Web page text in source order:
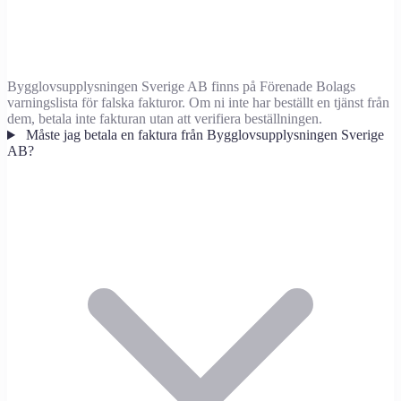
Bygglovsupplysningen Sverige AB finns på Förenade Bolags
varningslista för falska fakturor. Om ni inte har beställt en tjänst från
dem, betala inte fakturan utan att verifiera beställningen.
Måste jag betala en faktura från Bygglovsupplysningen Sverige
AB?